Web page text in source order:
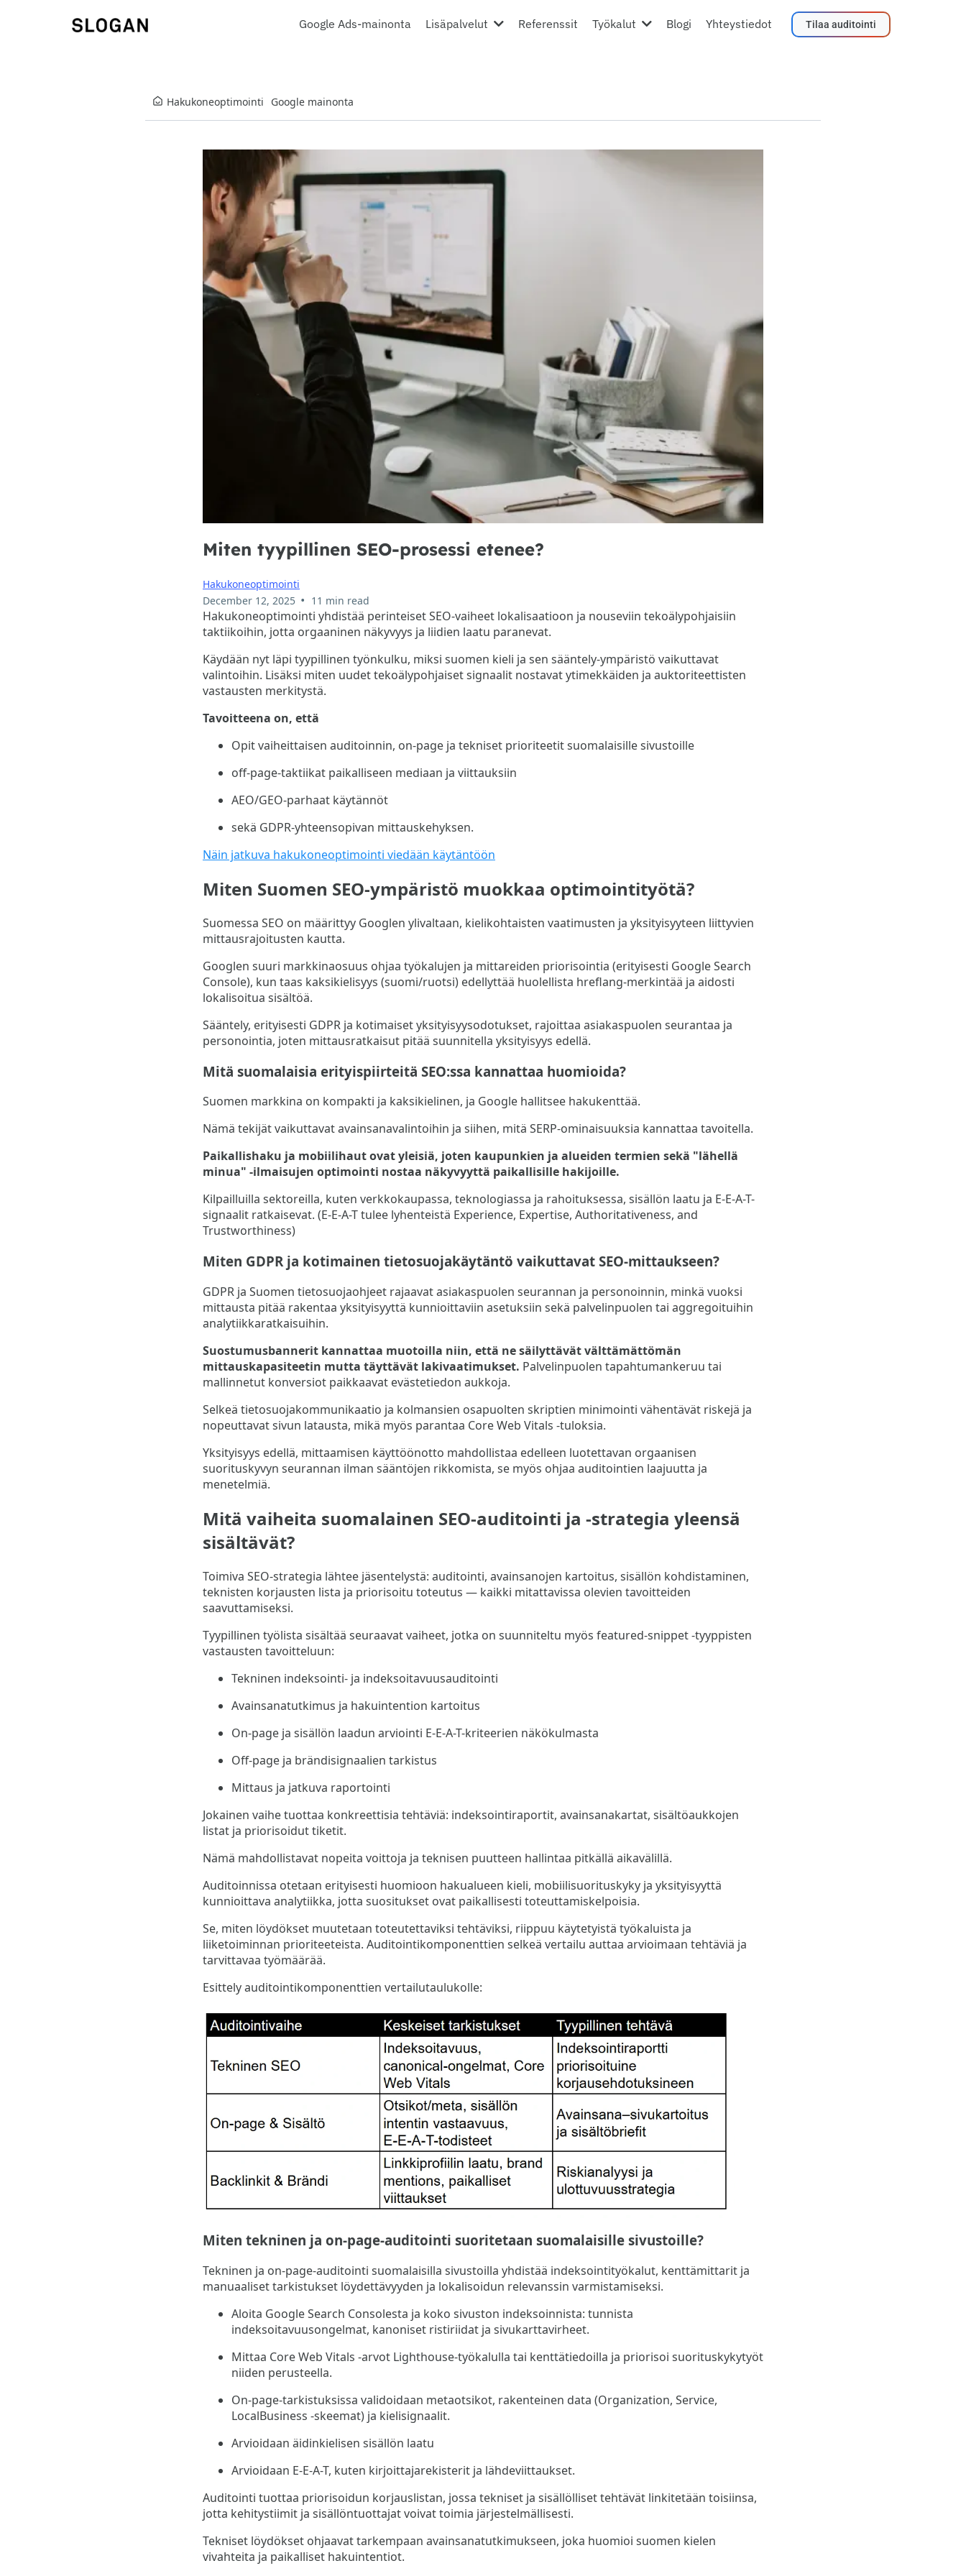
Google Ads-mainonta Lisäpalvelut Referenssit Työkalut Blogi Yhteystiedot Tilaa auditointi
Hakukoneoptimointi Google mainonta
Miten tyypillinen SEO-prosessi etenee?
Hakukoneoptimointi
December 12, 2025 • 11 min read
Hakukoneoptimointi yhdistää perinteiset SEO-vaiheet lokalisaatioon ja nouseviin tekoälypohjaisiin
taktiikoihin, jotta orgaaninen näkyvyys ja liidien laatu paranevat.
Käydään nyt läpi tyypillinen työnkulku, miksi suomen kieli ja sen sääntely-ympäristö vaikuttavat
valintoihin. Lisäksi miten uudet tekoälypohjaiset signaalit nostavat ytimekkäiden ja auktoriteettisten
vastausten merkitystä.
Tavoitteena on, että
Opit vaiheittaisen auditoinnin, on-page ja tekniset prioriteetit suomalaisille sivustoille
off-page-taktiikat paikalliseen mediaan ja viittauksiin
AEO/GEO-parhaat käytännöt
sekä GDPR-yhteensopivan mittauskehyksen.
Näin jatkuva hakukoneoptimointi viedään käytäntöön
Miten Suomen SEO-ympäristö muokkaa optimointityötä?
Suomessa SEO on määrittyy Googlen ylivaltaan, kielikohtaisten vaatimusten ja yksityisyyteen liittyvien
mittausrajoitusten kautta.
Googlen suuri markkinaosuus ohjaa työkalujen ja mittareiden priorisointia (erityisesti Google Search
Console), kun taas kaksikielisyys (suomi/ruotsi) edellyttää huolellista hreflang-merkintää ja aidosti
lokalisoitua sisältöä.
Sääntely, erityisesti GDPR ja kotimaiset yksityisyysodotukset, rajoittaa asiakaspuolen seurantaa ja
personointia, joten mittausratkaisut pitää suunnitella yksityisyys edellä.
Mitä suomalaisia erityispiirteitä SEO:ssa kannattaa huomioida?
Suomen markkina on kompakti ja kaksikielinen, ja Google hallitsee hakukenttää.
Nämä tekijät vaikuttavat avainsanavalintoihin ja siihen, mitä SERP-ominaisuuksia kannattaa tavoitella.
Paikallishaku ja mobiilihaut ovat yleisiä, joten kaupunkien ja alueiden termien sekä "lähellä
minua" -ilmaisujen optimointi nostaa näkyvyyttä paikallisille hakijoille.
Kilpailluilla sektoreilla, kuten verkkokaupassa, teknologiassa ja rahoituksessa, sisällön laatu ja E-E-A-T-
signaalit ratkaisevat. (E-E-A-T tulee lyhenteistä Experience, Expertise, Authoritativeness, and
Trustworthiness)
Miten GDPR ja kotimainen tietosuojakäytäntö vaikuttavat SEO-mittaukseen?
GDPR ja Suomen tietosuojaohjeet rajaavat asiakaspuolen seurannan ja personoinnin, minkä vuoksi
mittausta pitää rakentaa yksityisyyttä kunnioittaviin asetuksiin sekä palvelinpuolen tai aggregoituihin
analytiikkaratkaisuihin.
Suostumusbannerit kannattaa muotoilla niin, että ne säilyttävät välttämättömän
mittauskapasiteetin mutta täyttävät lakivaatimukset. Palvelinpuolen tapahtumankeruu tai
mallinnetut konversiot paikkaavat evästetiedon aukkoja.
Selkeä tietosuojakommunikaatio ja kolmansien osapuolten skriptien minimointi vähentävät riskejä ja
nopeuttavat sivun latausta, mikä myös parantaa Core Web Vitals -tuloksia.
Yksityisyys edellä, mittaamisen käyttöönotto mahdollistaa edelleen luotettavan orgaanisen
suorituskyvyn seurannan ilman sääntöjen rikkomista, se myös ohjaa auditointien laajuutta ja
menetelmiä.
Mitä vaiheita suomalainen SEO-auditointi ja -strategia yleensä
sisältävät?
Toimiva SEO-strategia lähtee jäsentelystä: auditointi, avainsanojen kartoitus, sisällön kohdistaminen,
teknisten korjausten lista ja priorisoitu toteutus — kaikki mitattavissa olevien tavoitteiden
saavuttamiseksi.
Tyypillinen työlista sisältää seuraavat vaiheet, jotka on suunniteltu myös featured-snippet -tyyppisten
vastausten tavoitteluun:
Tekninen indeksointi- ja indeksoitavuusauditointi
Avainsanatutkimus ja hakuintention kartoitus
On-page ja sisällön laadun arviointi E-E-A-T-kriteerien näkökulmasta
Off-page ja brändisignaalien tarkistus
Mittaus ja jatkuva raportointi
Jokainen vaihe tuottaa konkreettisia tehtäviä: indeksointiraportit, avainsanakartat, sisältöaukkojen
listat ja priorisoidut tiketit.
Nämä mahdollistavat nopeita voittoja ja teknisen puutteen hallintaa pitkällä aikavälillä.
Auditoinnissa otetaan erityisesti huomioon hakualueen kieli, mobiilisuorituskyky ja yksityisyyttä
kunnioittava analytiikka, jotta suositukset ovat paikallisesti toteuttamiskelpoisia.
Se, miten löydökset muutetaan toteutettaviksi tehtäviksi, riippuu käytetyistä työkaluista ja
liiketoiminnan prioriteeteista. Auditointikomponenttien selkeä vertailu auttaa arvioimaan tehtäviä ja
tarvittavaa työmäärää.
Esittely auditointikomponenttien vertailutaulukolle:
Miten tekninen ja on-page-auditointi suoritetaan suomalaisille sivustoille?
Tekninen ja on-page-auditointi suomalaisilla sivustoilla yhdistää indeksointityökalut, kenttämittarit ja
manuaaliset tarkistukset löydettävyyden ja lokalisoidun relevanssin varmistamiseksi.
Aloita Google Search Consolesta ja koko sivuston indeksoinnista: tunnista
indeksoitavuusongelmat, kanoniset ristiriidat ja sivukarttavirheet.
Mittaa Core Web Vitals -arvot Lighthouse-työkalulla tai kenttätiedoilla ja priorisoi suorituskykytyöt
niiden perusteella.
On-page-tarkistuksissa validoidaan metaotsikot, rakenteinen data (Organization, Service,
LocalBusiness -skeemat) ja kielisignaalit.
Arvioidaan äidinkielisen sisällön laatu
Arvioidaan E-E-A-T, kuten kirjoittajarekisterit ja lähdeviittaukset.
Auditointi tuottaa priorisoidun korjauslistan, jossa tekniset ja sisällölliset tehtävät linkitetään toisiinsa,
jotta kehitystiimit ja sisällöntuottajat voivat toimia järjestelmällisesti.
Tekniset löydökset ohjaavat tarkempaan avainsanatutkimukseen, joka huomioi suomen kielen
vivahteita ja paikalliset hakuintentiot.